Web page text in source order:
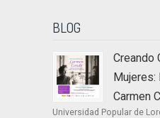
BLOG
Creando
Mujeres:
Carmen
Universidad Popular de